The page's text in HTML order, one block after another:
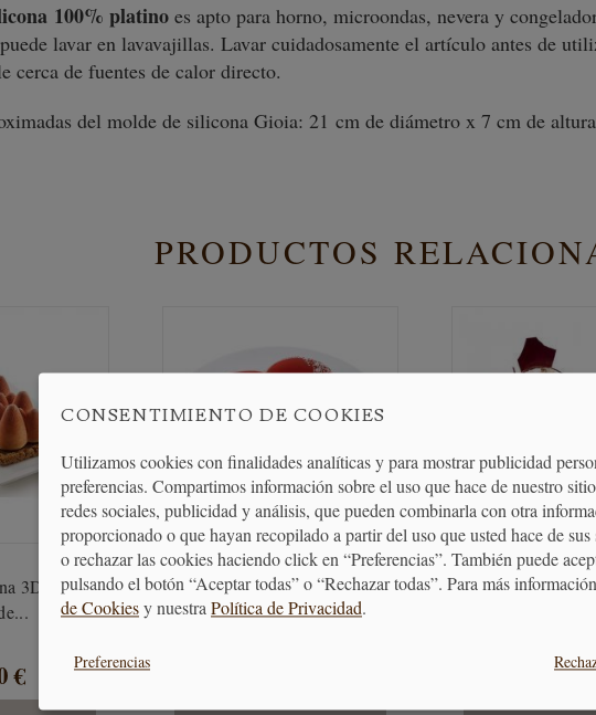
100% platino es apto para horno, microondas, nevera y
puede lavar en lavavajillas. Lavar cuidadosamente el artículo antes de
cerca de fuentes de calor directo.
del molde de silicona Gioia: 21 cm de diámetro x 7 cm de
PRODUCTOS
3D Kit Ice
€
Molde Silicona Corazón Efecto 3D
Batticuore
Molde de Silicona
CONSENTIMIENTO DE COOKIES
Utilizamos cookies con finalidades analíticas y para mostrar publicidad
preferencias. Compartimos información sobre el uso que hace de nuestro
redes sociales, publicidad y análisis, que pueden combinarla con otra
proporcionado o que hayan recopilado a partir del uso que usted hace de
o rechazar las cookies haciendo click en “Preferencias”. También puede
pulsando el botón “Aceptar todas” o “Rechazar todas”. Para más
de Cookiesy nuestra Política de Privacidad.
Preferencias